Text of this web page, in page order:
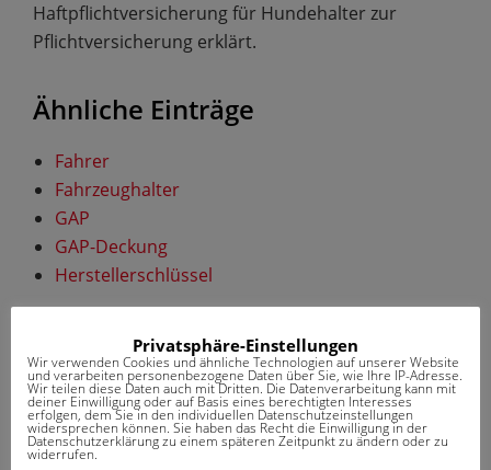
Haftpflichtversicherung für Hundehalter zur
Pflichtversicherung erklärt.
Ähnliche Einträge
Fahrer
Fahrzeughalter
GAP
GAP-Deckung
Herstellerschlüssel
BEITRAGSNAVIGATION
Abwehranspruch Police
Privatsphäre-Einstellungen
Wir verwenden Cookies und ähnliche Technologien auf unserer Website
und verarbeiten personenbezogene Daten über Sie, wie Ihre IP-Adresse.
Wir teilen diese Daten auch mit Dritten. Die Datenverarbeitung kann mit
deiner Einwilligung oder auf Basis eines berechtigten Interesses
erfolgen, dem Sie in den individuellen Datenschutzeinstellungen
widersprechen können. Sie haben das Recht die Einwilligung in der
Datenschutzerklärung zu einem späteren Zeitpunkt zu ändern oder zu
widerrufen.